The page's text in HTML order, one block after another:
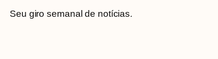
Seu giro semanal de notícias.